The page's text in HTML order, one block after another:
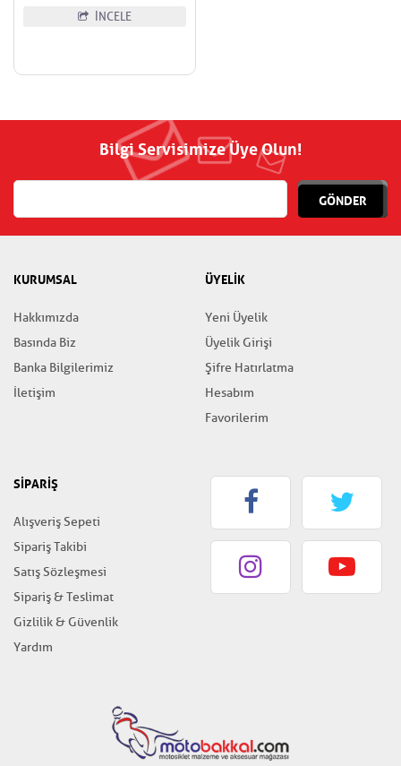
İNCELE
Bilgi Servisimize Üye Olun!
GÖNDER
KURUMSAL
Hakkımızda
Basında Biz
Banka Bilgilerimiz
İletişim
ÜYELİK
Yeni Üyelik
Üyelik Girişi
Şifre Hatırlatma
Hesabım
Favorilerim
SİPARİŞ
Alışveriş Sepeti
Sipariş Takibi
Satış Sözleşmesi
Sipariş & Teslimat
Gizlilik & Güvenlik
Yardım